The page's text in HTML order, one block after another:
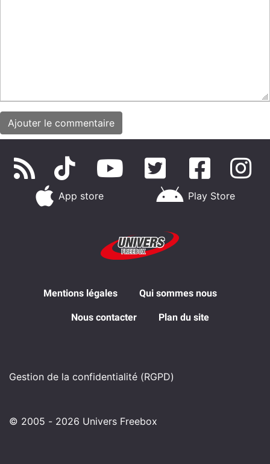
App store Play Store
Mentions légales Qui sommes nous
Nous contacter Plan du site
Gestion de la confidentialité (RGPD)
© 2005 - 2026 Univers Freebox